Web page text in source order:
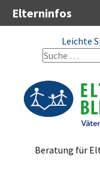
Leichte
Beratung für
Elterninfos